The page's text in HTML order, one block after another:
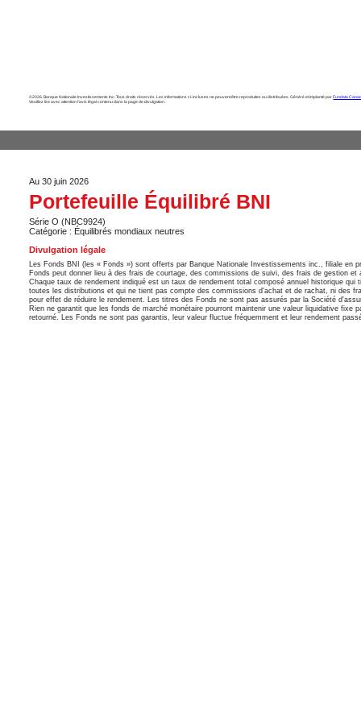
©2026. Banque Nationale Investissements Inc. Tous droits réservés. Les informations ci-incluses ne peuvent être reproduites ou distribuées. Généré et implanté parFundata
Veuillez lire avec attention l’avis légal contenu dans la page de divulgation.
Au 30 juin 2026
Portefeuille Équilibré BNI
Série O (NBC9924)
Catégorie : Équilibrés mondiaux neutres
Divulgation légale
Les Fonds BNI (les « Fonds ») sont offerts par Banque Nationale Investissements inc., filiale en
Fonds peut donner lieu à des frais de courtage, des commissions de suivi, des frais de gestion
Chaque taux de rendement indiqué est un taux de rendement total composé annuel historique
toutes les distributions et qui ne tient pas compte des commissions d'achat et de rachat, ni des
pour effet de réduire le rendement. Les titres des Fonds ne sont pas assurés par la Société
Rien ne garantit que les fonds de marché monétaire pourront maintenir une valeur liquidative
retourné. Les Fonds ne sont pas garantis, leur valeur fluctue fréquemment et leur rendement